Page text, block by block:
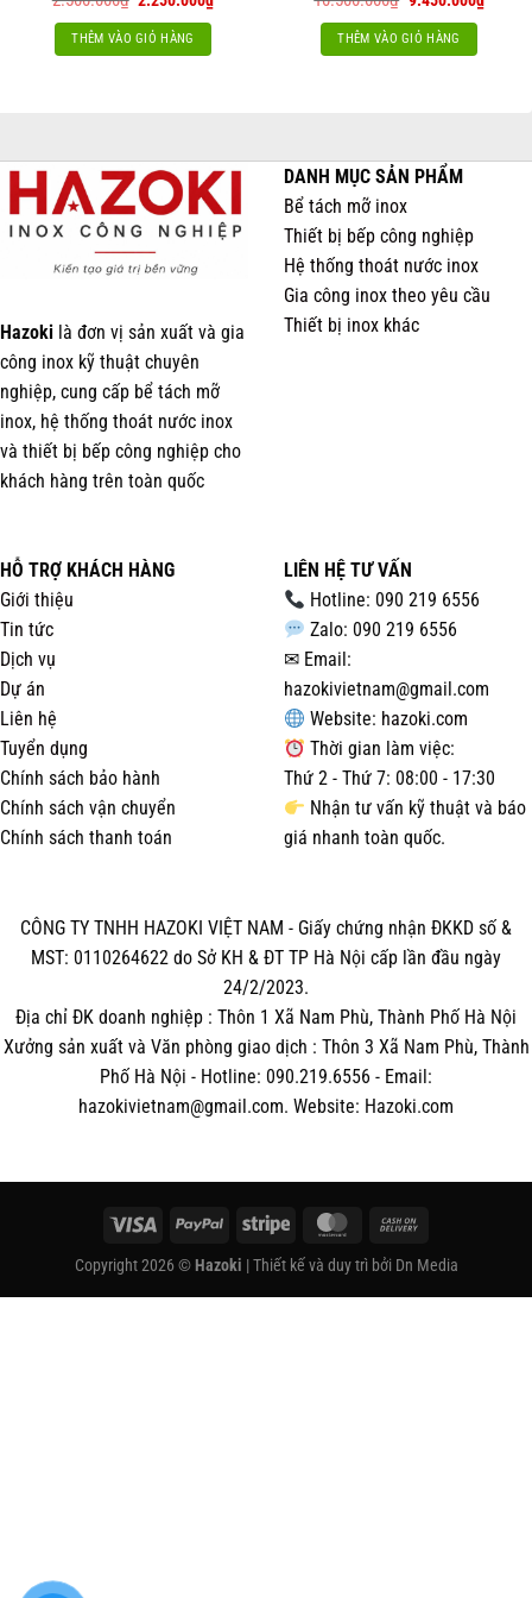
là:
2.500.000₫.
hiện
THÊM VÀO GIỎ HÀNG
là:
10.500.000₫.
hiện
THÊM VÀO GIỎ HÀNG
Hazoki là đơn vị sản xuất và gia
công inox kỹ thuật chuyên
nghiệp, cung cấp bể tách mỡ
inox, hệ thống thoát nước inox
và thiết bị bếp công nghiệp cho
khách hàng trên toàn quốc
DANH MỤC SẢN PHẨM
Bể tách mỡ inox
Thiết bị bếp công nghiệp
Hệ thống thoát nước inox
Gia công inox theo yêu cầu
Thiết bị inox khác
HỖ TRỢ KHÁCH HÀNG
Giới thiệu
Tin tức
Dịch vụ
Dự án
Liên hệ
Tuyển dụng
Chính sách bảo hành
Chính sách vận chuyển
Chính sách thanh toán
LIÊN HỆ TƯ VẤN
Hotline: 090 219 6556
Zalo: 090 219 6556
✉ Email:
hazokivietnam@gmail.com
Website: hazoki.com
Thời gian làm việc:
Thứ 2 - Thứ 7: 08:00 - 17:30
Nhận tư vấn kỹ thuật và báo
giá nhanh toàn quốc.
CÔNG TY TNHH HAZOKI VIỆT NAM - Giấy chứng nhận ĐKKD số &
MST: 0110264622 do Sở KH & ĐT TP Hà Nội cấp lần đầu ngày
24/2/2023.
Địa chỉ ĐK doanh nghiệp : Thôn 1 Xã Nam Phù, Thành Phố Hà Nội
Xưởng sản xuất và Văn phòng giao dịch : Thôn 3 Xã Nam Phù, Thành
Phố Hà Nội - Hotline: 090.219.6556 - Email:
hazokivietnam@gmail.com. Website: Hazoki.com
Visa PayPal Stripe MasterCard
Copyright 2026 © Hazoki | Thiết kế và duy trì bởi Dn Media